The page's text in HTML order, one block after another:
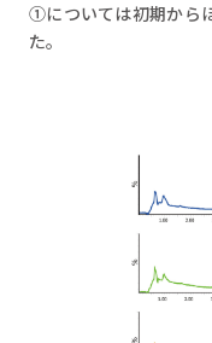
①については初期から
た。